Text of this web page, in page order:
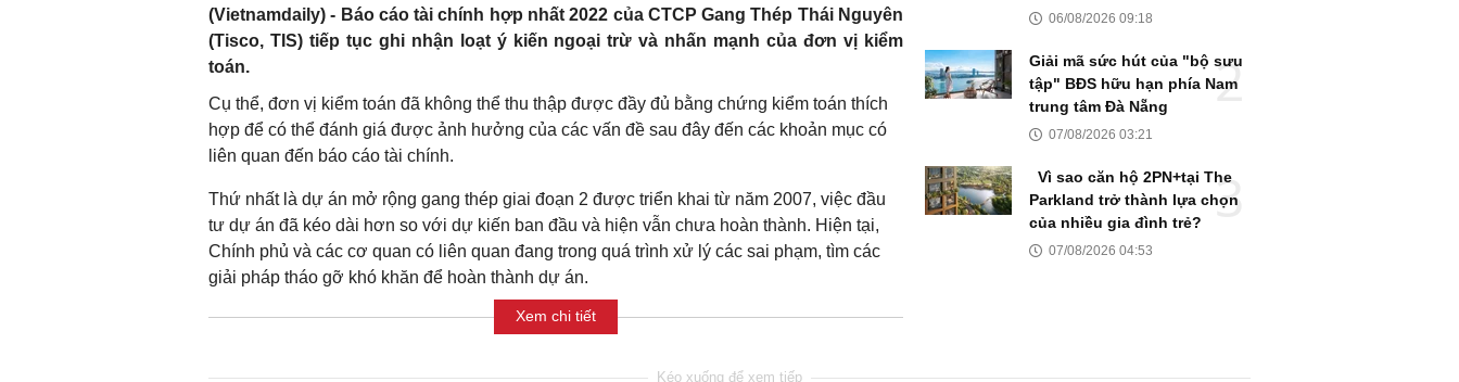
(Vietnamdaily) - Báo cáo tài chính hợp nhất 2022 của CTCP Gang Thép Thái Nguyên
(Tisco, TIS) tiếp tục ghi nhận loạt ý kiến ngoại trừ và nhấn mạnh của đơn vị kiểm
toán.
Cụ thể, đơn vị kiểm toán đã không thể thu thập được đầy đủ bằng chứng kiểm toán thích
hợp để có thể đánh giá được ảnh hưởng của các vấn đề sau đây đến các khoản mục có
liên quan đến báo cáo tài chính.
Thứ nhất là dự án mở rộng gang thép giai đoạn 2 được triển khai từ năm 2007, việc đầu
tư dự án đã kéo dài hơn so với dự kiến ban đầu và hiện vẫn chưa hoàn thành. Hiện tại,
Chính phủ và các cơ quan có liên quan đang trong quá trình xử lý các sai phạm, tìm các
giải pháp tháo gỡ khó khăn để hoàn thành dự án.
Xem chi tiết
06/08/2026 09:18
Giải mã sức hút của "bộ sưu
tập" BĐS hữu hạn phía Nam
trung tâm Đà Nẵng
07/08/2026 03:21
Vì sao căn hộ 2PN+tại The
Parkland trở thành lựa chọn
của nhiều gia đình trẻ?
07/08/2026 04:53